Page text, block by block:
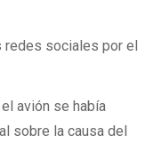
redes sociales por el
avión se había
sobre la causa del